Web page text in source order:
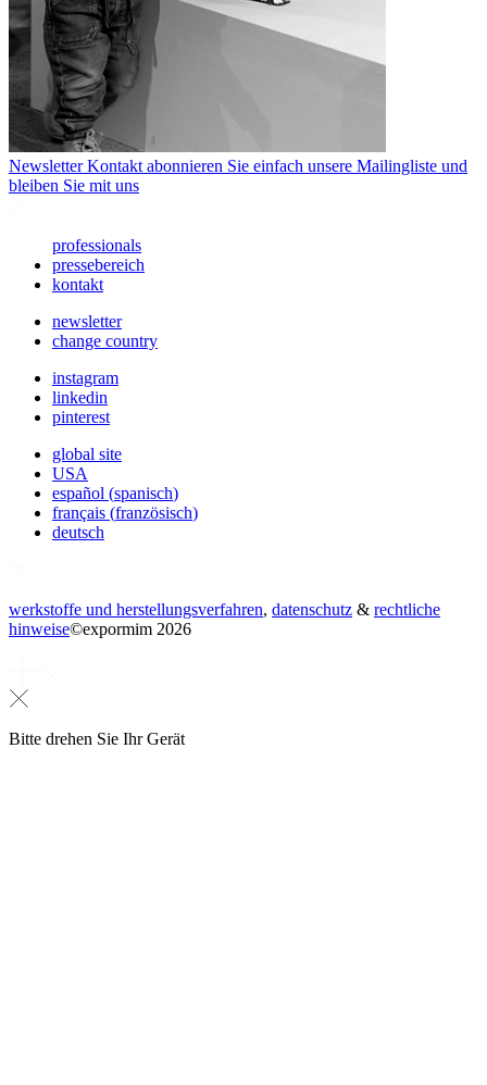
Newsletter Kontakt abonnieren Sie einfach unsere Mailingliste und
bleiben Sie mit uns
professionals
pressebereich
kontakt
newsletter
change country
instagram
linkedin
pinterest
global site
USA
español (spanisch)
français (französisch)
deutsch
werkstoffe und herstellungsverfahren, datenschutz & rechtliche
hinweise©expormim 2026
Bitte drehen Sie Ihr Gerät